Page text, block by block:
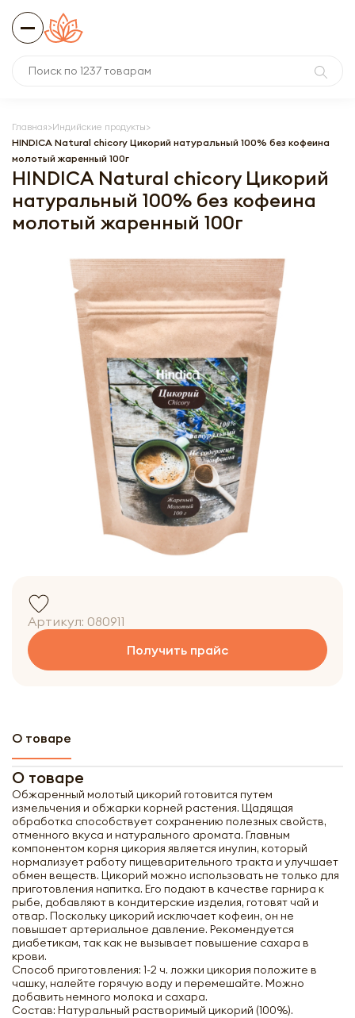
Главная Индийские продукты
HINDICA Natural chicory Цикорий натуральный 100% без кофеина
молотый жаренный 100г
HINDICA Natural chicory Цикорий
натуральный 100% без кофеина
молотый жаренный 100г
Артикул: 080911
Получить прайс
О товаре
О товаре
Обжаренный молотый цикорий готовится путем
измельчения и обжарки корней растения. Щадящая
обработка способствует сохранению полезных свойств,
отменного вкуса и натурального аромата. Главным
компонентом корня цикория является инулин, который
нормализует работу пищеварительного тракта и улучшает
обмен веществ. Цикорий можно использовать не только для
приготовления напитка. Его подают в качестве гарнира к
рыбе, добавляют в кондитерские изделия, готовят чай и
отвар. Поскольку цикорий исключает кофеин, он не
повышает артериальное давление. Рекомендуется
диабетикам, так как не вызывает повышение сахара в
крови.
Способ приготовления: 1-2 ч. ложки цикория положите в
чашку, налейте горячую воду и перемешайте. Можно
добавить немного молока и сахара.
Состав: Натуральный растворимый цикорий (100%).
Получить оптовый
прайс-лист